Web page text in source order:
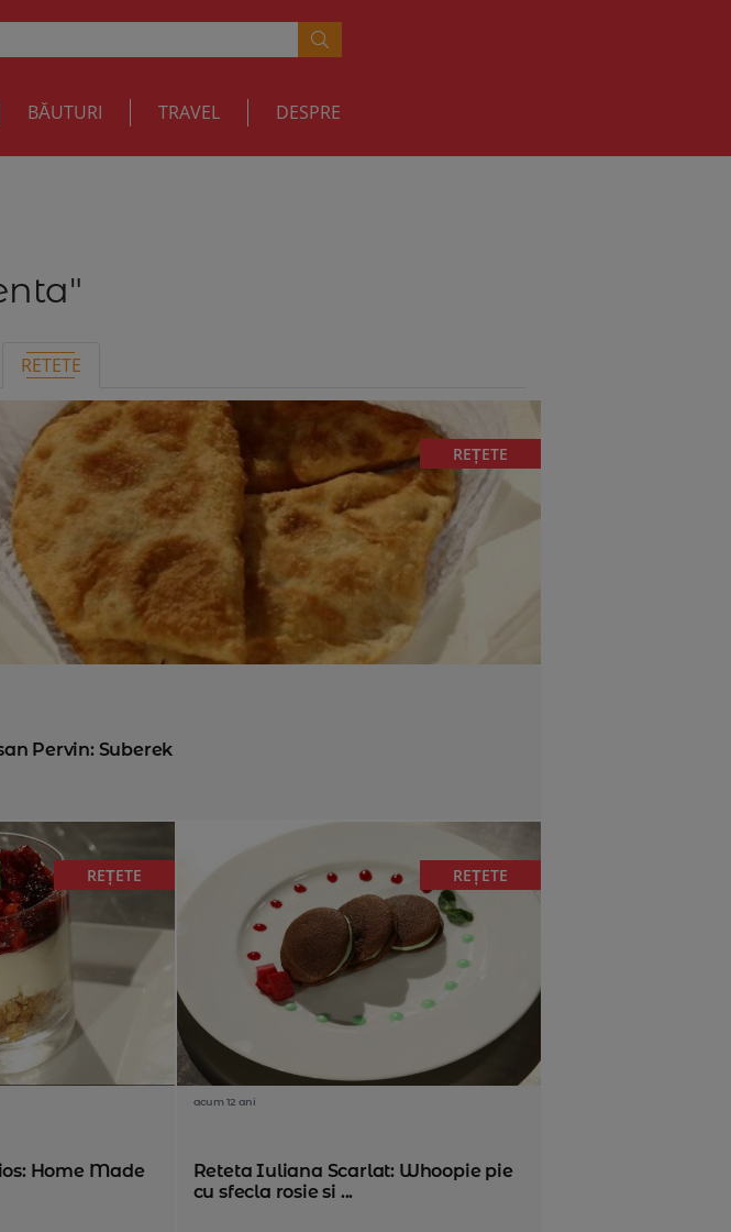
BĂUTURI TRAVEL DESPRE
RETETE
REȚETE
Pervin: Suberek
REȚETE
Home Made
REȚETE
acum 12 ani
Reteta Iuliana Scarlat: Whoopie pie
cu sfecla rosie si ...